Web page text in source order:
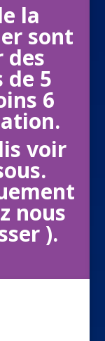
la
sont
des
de 5
6
voir
nous
).